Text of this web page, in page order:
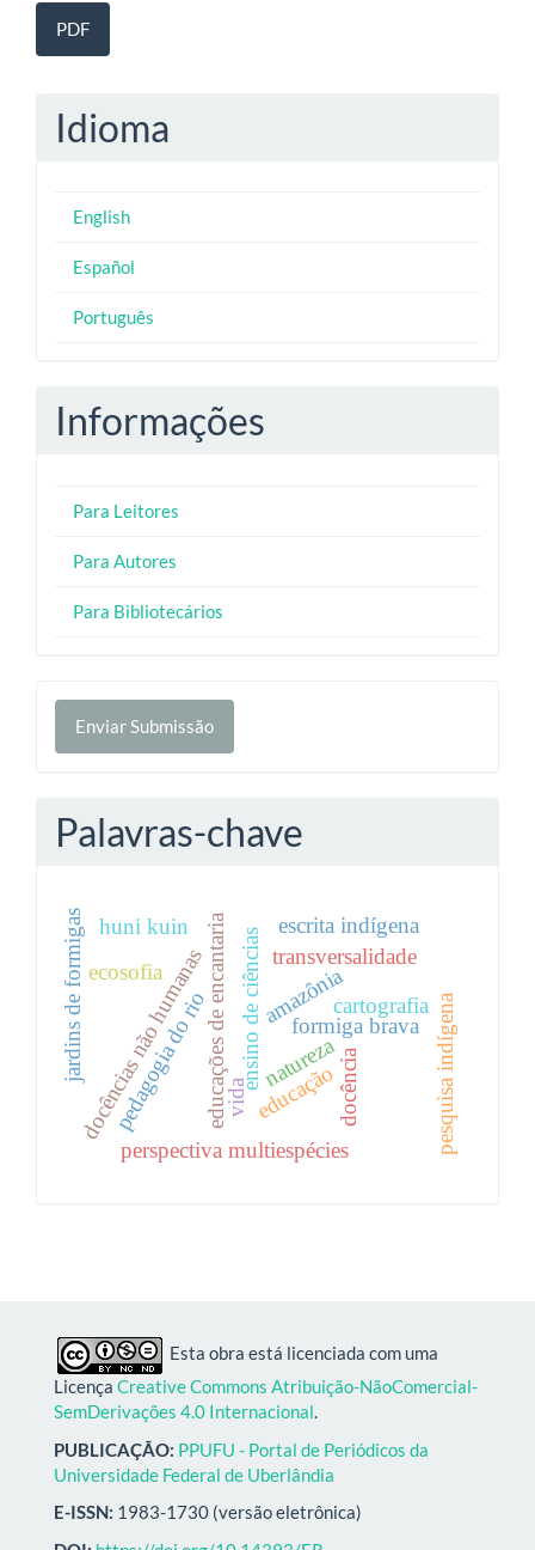
PDF
Idioma
English
Español
Português
Informações
Para Leitores
Para Autores
Para Bibliotecários
Enviar
Submissão
Enviar Submissão
Palavras-chave
formiga brava
amazônia
educações de encantaria
docências não humanas educação
perspectiva multiespécies
docência
vida
ensino de ciências
pedagogia do rio
ecosofia
transversalidade
cartografia pesquisa indígena
escrita indígena
huni kuin
jardins de formigas natureza
Esta obra está licenciada com uma
Licença Creative Commons Atribuição-NãoComercial-
SemDerivações 4.0 Internacional.
PUBLICAÇÃO: PPUFU - Portal de Periódicos da
Universidade Federal de Uberlândia
E-ISSN: 1983-1730 (versão eletrônica)